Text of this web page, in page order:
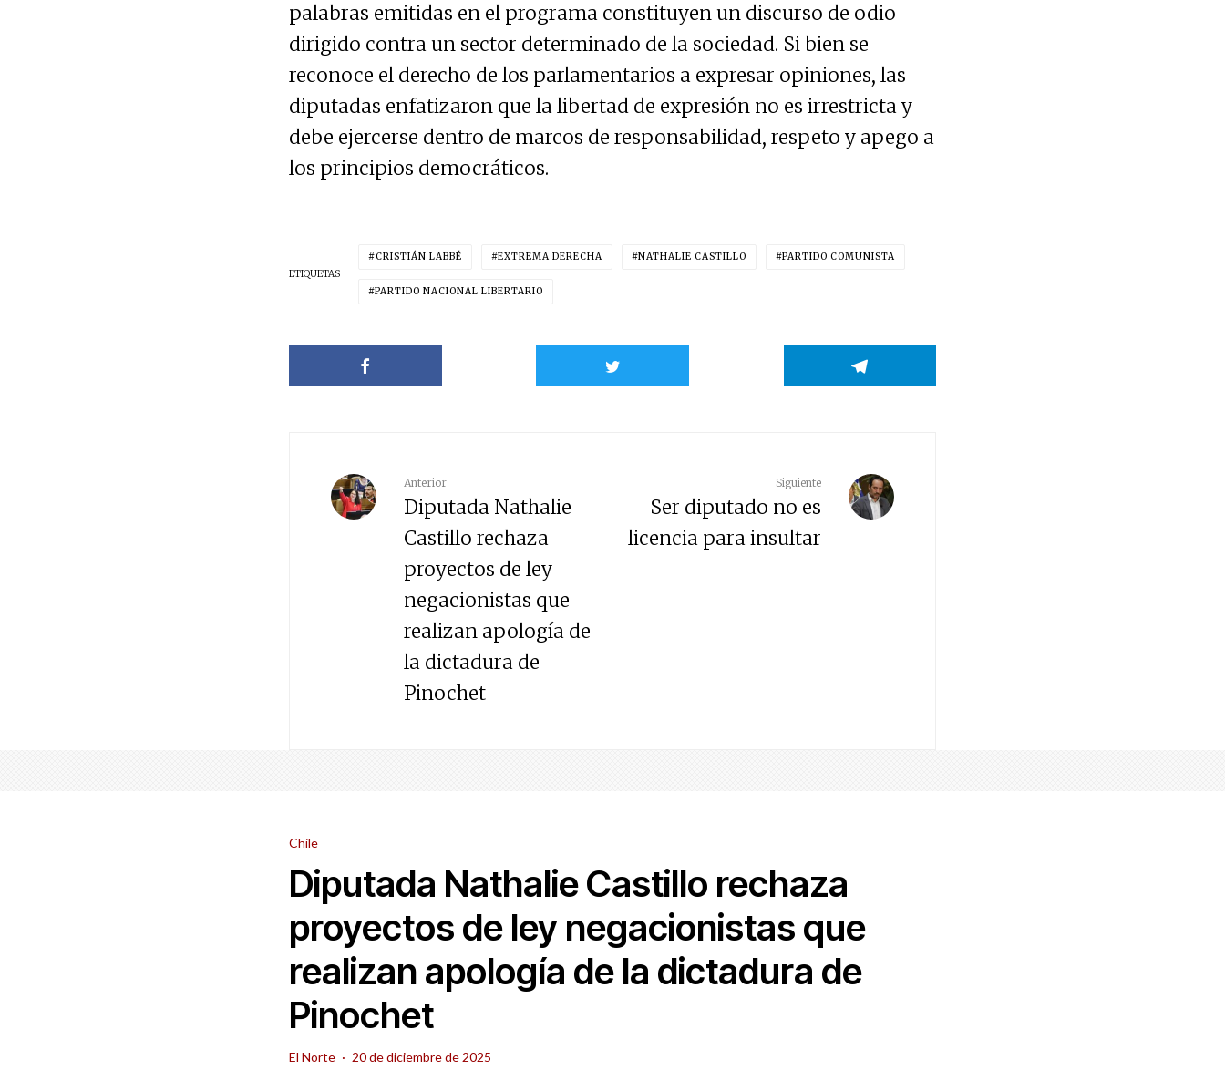
palabras emitidas en el programa constituyen un discurso de odio
dirigido contra un sector determinado de la sociedad. Si bien se
reconoce el derecho de los parlamentarios a expresar opiniones, las
diputadas enfatizaron que la libertad de expresión no es irrestricta y
debe ejercerse dentro de marcos de responsabilidad, respeto y apego a
los principios democráticos.
ETIQUETAS
CRISTIÁN LABBÉ EXTREMA DERECHA NATHALIE CASTILLO PARTIDO COMUNISTA
PARTIDO NACIONAL LIBERTARIO
Anterior
Diputada Nathalie
Castillo rechaza
proyectos de ley
negacionistas que
realizan apología de
la dictadura de
Pinochet
Siguiente
Ser diputado no es
licencia para insultar
Chile
Diputada Nathalie Castillo rechaza
proyectos de ley negacionistas que
realizan apología de la dictadura de
Pinochet
El Norte · 20 de diciembre de 2025